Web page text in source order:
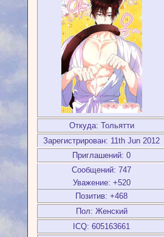
Откуда: Тольятти
Зарегистрирован: 11th Jun 2012
Приглашений: 0
Сообщений: 747
Уважение: +520
Позитив: +468
Пол: Женский
ICQ: 605163661